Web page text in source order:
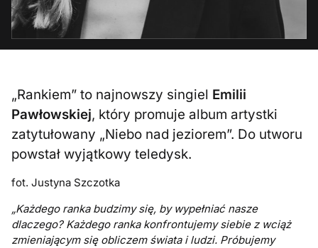
„Rankiem” to najnowszy singiel Emilii
Pawłowskiej, który promuje album artystki
zatytułowany „Niebo nad jeziorem”. Do utworu
powstał wyjątkowy teledysk.
fot. Justyna Szczotka
„Każdego ranka budzimy się, by wypełniać nasze
dlaczego? Każdego ranka konfrontujemy siebie z wciąż
zmieniającym się obliczem świata i ludzi. Próbujemy